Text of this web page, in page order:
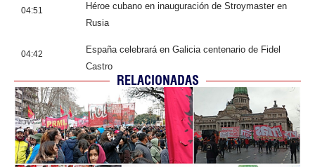
04:51
Héroe cubano en inauguración de Stroymaster en
Rusia
04:42
España celebrará en Galicia centenario de Fidel
Castro
RELACIONADAS